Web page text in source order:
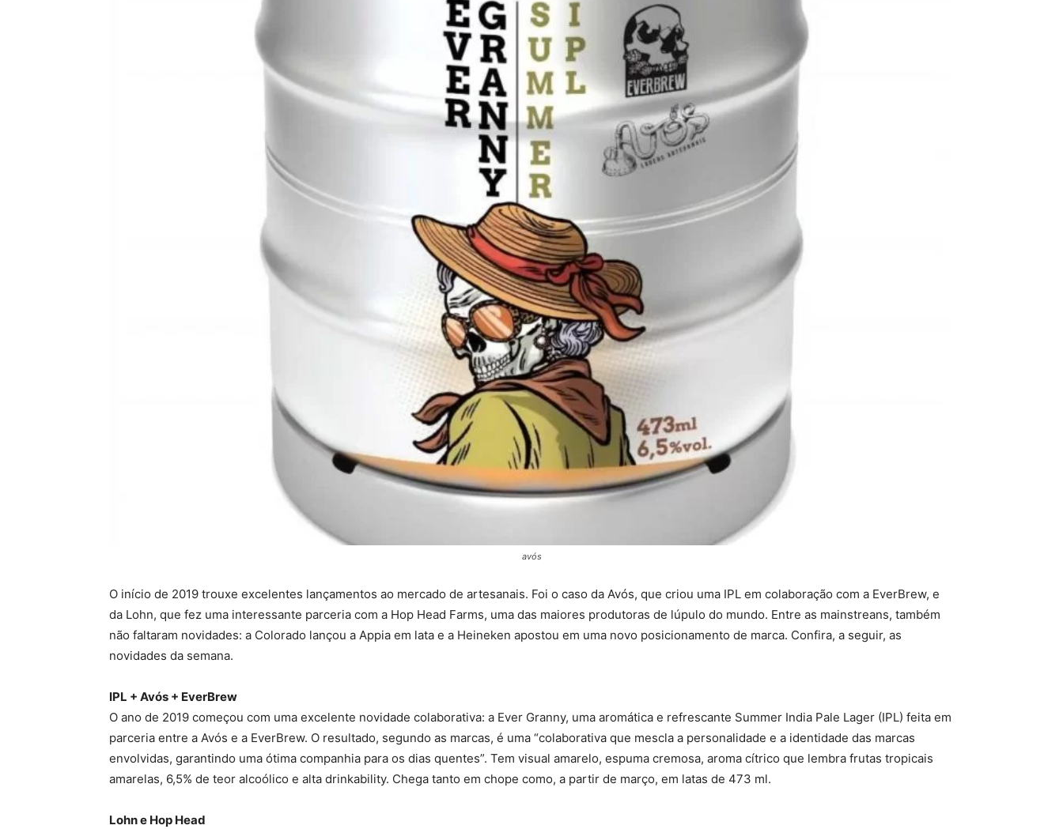
avós
O início de 2019 trouxe excelentes lançamentos ao mercado de artesanais. Foi o caso da Avós, que criou uma IPL em colaboração com a EverBrew, e
da Lohn, que fez uma interessante parceria com a Hop Head Farms, uma das maiores produtoras de lúpulo do mundo. Entre as mainstreans, também
não faltaram novidades: a Colorado lançou a Appia em lata e a Heineken apostou em uma novo posicionamento de marca. Confira, a seguir, as
novidades da semana.
IPL + Avós + EverBrew
O ano de 2019 começou com uma excelente novidade colaborativa: a Ever Granny, uma aromática e refrescante Summer India Pale Lager (IPL) feita em
parceria entre a Avós e a EverBrew. O resultado, segundo as marcas, é uma “colaborativa que mescla a personalidade e a identidade das marcas
envolvidas, garantindo uma ótima companhia para os dias quentes”. Tem visual amarelo, espuma cremosa, aroma cítrico que lembra frutas tropicais
amarelas, 6,5% de teor alcoólico e alta drinkability. Chega tanto em chope como, a partir de março, em latas de 473 ml.
Lohn e Hop Head